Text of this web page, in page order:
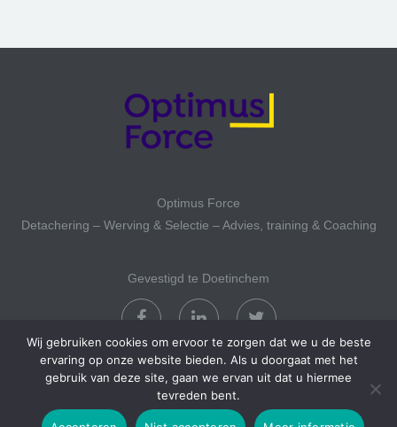
Optimus Force
Detachering – Werving & Selectie – Advies, training & Coaching
Gevestigd te Doetinchem
Wij gebruiken cookies om ervoor te zorgen dat we u de beste
ervaring op onze website bieden. Als u doorgaat met het
gebruik van deze site, gaan we ervan uit dat u hiermee
tevreden bent.